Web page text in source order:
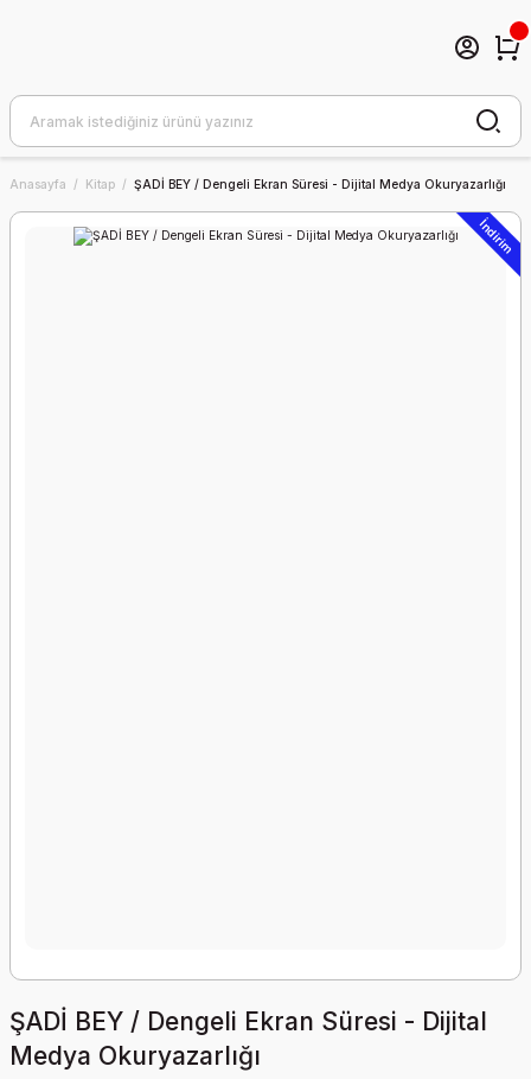
Anasayfa Kitap ŞADİ BEY / Dengeli Ekran Süresi - Dijital Medya Okuryazarlığı
İndirim
ŞADİ BEY / Dengeli Ekran Süresi - Dijital
Medya Okuryazarlığı